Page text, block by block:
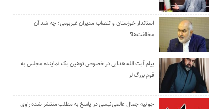
استاندار خوزستان و انتصاب مدیران غیربومی؛ چه شد آن
مخالفت‌ها؟
پیام آیت الله هدایی در خصوص توهین یک نماینده مجلس به
قوم بزرگ لر
جوابیه جمال عالمی نیسی در پاسخ به مطلب منتشر شده راوی